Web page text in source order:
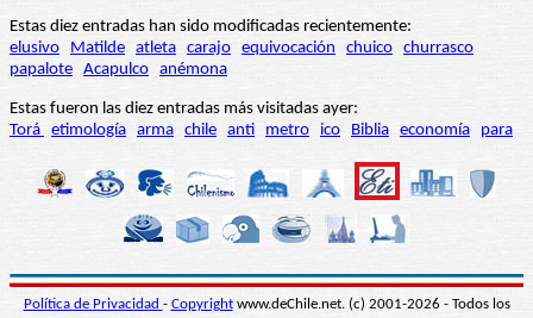
Estas diez entradas han sido modificadas recientemente:
elusivo
Matilde atleta carajo equivocación chuico churrasco
papalote Acapulco anémona
Estas fueron las diez entradas más visitadas ayer:
Torá etimología arma chile anti metro ico Biblia economía para
Política de Privacidad - Copyrightwww.deChile.net. (c) 2001-2026 - Todos los